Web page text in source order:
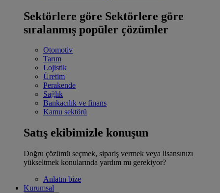
Sektörlere göre Sektörlere göre
sıralanmış popüler çözümler
Otomotiv
Tarım
Lojistik
Üretim
Perakende
Sağlık
Bankacılık ve finans
Kamu sektörü
Satış ekibimizle konuşun
Doğru çözümü seçmek, sipariş vermek veya lisansınızı
yükseltmek konularında yardım mı gerekiyor?
Anlatın bize
Kurumsal